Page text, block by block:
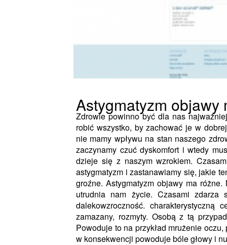
Astygmatyzm objawy
Zdrowie powinno być dla nas
robić wszystko, by zachować je w
nie mamy wpływu na stan naszego
zaczynamy czuć dyskomfort i wtedy
dzieje się z naszym wzrokiem.
astygmatyzm i zastanawiamy się, jakie
groźne. Astygmatyzm objawy ma
utrudnia nam życie. Czasami zdarza
dalekowzroczność.
zamazany, rozmyty. Osobą z tą
Powoduje to na przykład mrużenie
w konsekwencji powoduje bóle głowy i